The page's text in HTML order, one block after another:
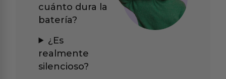
cuánto dura la
batería?
¿Es
realmente
silencioso?